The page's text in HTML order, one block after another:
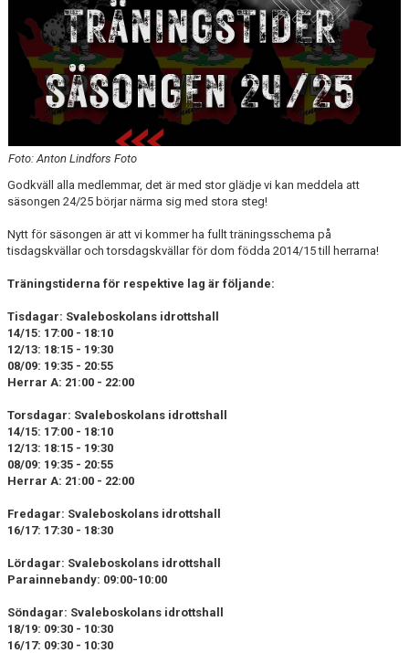
DOKUMENT
Foto: Anton Lindfors Foto
Godkväll alla medlemmar, det är med stor glädje vi kan meddela att
säsongen 24/25 börjar närma sig med stora steg!
Nytt för säsongen är att vi kommer ha fullt träningsschema på
tisdagskvällar och torsdagskvällar för dom födda 2014/15 till herrarna!
Träningstiderna för respektive lag är följande:
Tisdagar: Svaleboskolans idrottshall
14/15: 17:00 - 18:10
12/13: 18:15 - 19:30
08/09: 19:35 - 20:55
Herrar A: 21:00 - 22:00
Torsdagar: Svaleboskolans idrottshall
14/15: 17:00 - 18:10
12/13: 18:15 - 19:30
08/09: 19:35 - 20:55
Herrar A: 21:00 - 22:00
Fredagar: Svaleboskolans idrottshall
16/17: 17:30 - 18:30
Lördagar: Svaleboskolans idrottshall
Parainnebandy: 09:00-10:00
Söndagar: Svaleboskolans idrottshall
18/19: 09:30 - 10:30
16/17: 09:30 - 10:30